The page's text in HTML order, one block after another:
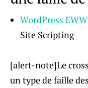
WordPress
Site Scripting
[alert-note]Le
un type de faille